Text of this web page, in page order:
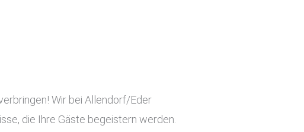
Wir bei Allendorf/Eder
die Ihre Gäste begeistern werden.